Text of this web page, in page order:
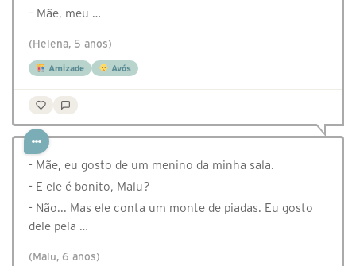
– Mãe, meu …
(Helena, 5 anos)
Amizade Avós
- Mãe, eu gosto de um menino da minha sala.
- E ele é bonito, Malu?
- Não... Mas ele conta um monte de piadas. Eu gosto
dele pela …
(Malu, 6 anos)